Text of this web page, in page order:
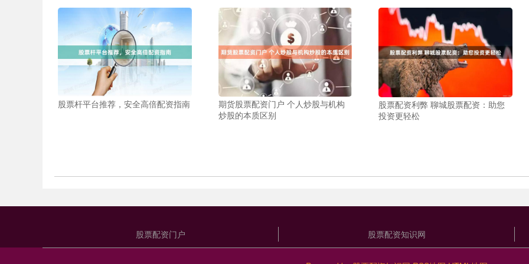
股票杆平台推荐，安全高倍配资指南
期货股票配资门户 个人炒股与机构
炒股的本质区别
股票配资利弊 聊城股票配资：助您
投资更轻松
股票配资门户 股票配资知识网